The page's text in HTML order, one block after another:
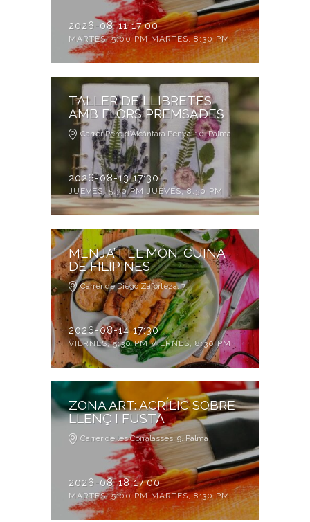
2026-08-11 17:00
MARTES, 5:00 PM MARTES, 8:30 PM
TALLER DE LLIBRETES
AMB FLORS PREMSADES
Carrer Pere d’Alcàntara Penya, 10. Palma
2026-08-13 17:30
JUEVES, 5:30 PM JUEVES, 8:30 PM
MENJA’T EL MÓN: CUINA
DE FILIPINES
Carrer de Diego Zaforteza, 7
2026-08-14 17:30
VIERNES, 5:30 PM VIERNES, 8:30 PM
ZONA ART: ACRÍLIC SOBRE
LLENÇ I FUSTA
Carrer de les Corralasses, 9. Palma
2026-08-18 17:00
MARTES, 5:00 PM MARTES, 8:30 PM